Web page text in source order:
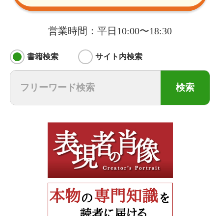
営業時間：平日10:00〜18:30
書籍検索 サイト内検索
検索